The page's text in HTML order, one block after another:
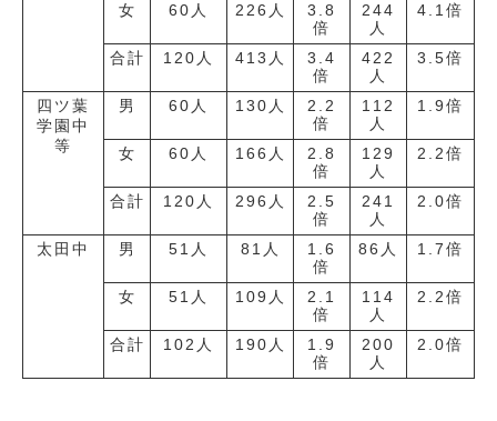
女 60人 226人
3.8
倍
244
人
4.1倍
合計 120人 413人
3.4
倍
422
人
3.5倍
四ツ葉
学園中
等
男 60人 130人
2.2
倍
112
人
1.9倍
女 60人 166人
2.8
倍
129
人
2.2倍
合計 120人 296人
2.5
倍
241
人
2.0倍
太田中 男 51人 81人
1.6
倍
86人 1.7倍
女 51人 109人
2.1
倍
114
人
2.2倍
合計 102人 190人
1.9
倍
200
人
2.0倍